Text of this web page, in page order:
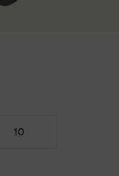
10